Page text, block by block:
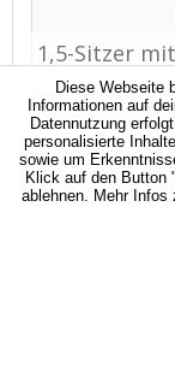
Diese Webseite
Informationen auf
Datennutzung
personalisierte
sowie um
Klick auf den Button
ablehnen. Mehr Infos